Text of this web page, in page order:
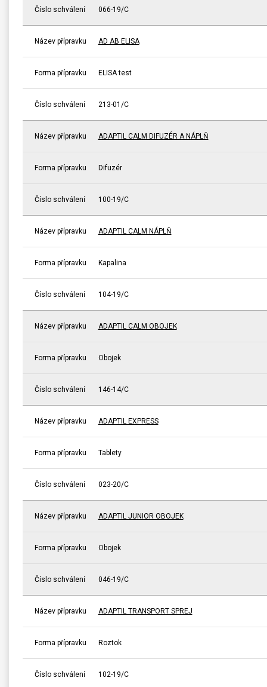
Číslo schválení 066-19/C
Název přípravku AD AB ELISA
Forma přípravku ELISA test
Číslo schválení 213-01/C
Název přípravku ADAPTIL CALM DIFUZÉR A NÁPLŇ
Forma přípravku Difuzér
Číslo schválení 100-19/C
Název přípravku ADAPTIL CALM NÁPLŇ
Forma přípravku Kapalina
Číslo schválení 104-19/C
Název přípravku ADAPTIL CALM OBOJEK
Forma přípravku Obojek
Číslo schválení 146-14/C
Název přípravku ADAPTIL EXPRESS
Forma přípravku Tablety
Číslo schválení 023-20/C
Název přípravku ADAPTIL JUNIOR OBOJEK
Forma přípravku Obojek
Číslo schválení 046-19/C
Název přípravku ADAPTIL TRANSPORT SPREJ
Forma přípravku Roztok
Číslo schválení 102-19/C